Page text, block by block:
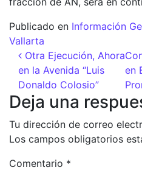
Publicado en Información
Vallarta
Navegación
Otra Ejecución, Ahora
en la Avenida “Luis
Donaldo Colosio”
en
Deja una
Tu dirección de correo
Los campos obligatorios
Comentario *